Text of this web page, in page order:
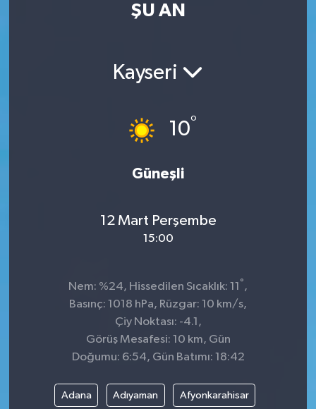
ŞU AN
Kayseri
10°
Güneşli
12 Mart Perşembe
15:00
Nem: %24, Hissedilen Sıcaklık: 11 ° ,
Basınç: 1018 hPa, Rüzgar: 10 km/s,
Çiy Noktası: -4.1,
Görüş Mesafesi: 10 km, Gün
Doğumu: 6:54, Gün Batımı: 18:42
Adana Adıyaman Afyonkarahisar